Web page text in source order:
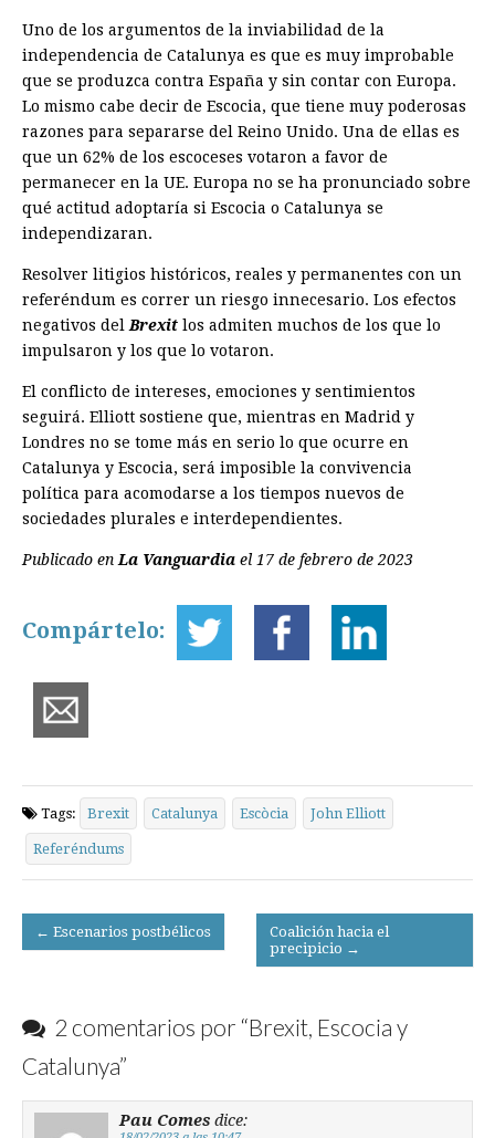
Uno de los argumentos de la inviabilidad de la
independencia de Catalunya es que es muy improbable
que se produzca contra España y sin contar con Europa.
Lo mismo cabe decir de Escocia, que tiene muy poderosas
razones para separarse del Reino Unido. Una de ellas es
que un 62% de los escoceses votaron a favor de
permanecer en la UE. Europa no se ha pronunciado sobre
qué actitud adoptaría si Escocia o Catalunya se
independizaran.
Resolver litigios históricos, reales y permanentes con un
referéndum es correr un riesgo innecesario. Los efectos
negativos delBrexit los admiten muchos de los que lo
impulsaron y los que lo votaron.
El conflicto de intereses, emociones y sentimientos
seguirá. Elliott sostiene que, mientras en Madrid y
Londres no se tome más en serio lo que ocurre en
Catalunya y Escocia, será imposible la convivencia
política para acomodarse a los tiempos nuevos de
sociedades plurales e interdependientes.
Publicado enLa Vanguardia el 17 de febrero de 2023
Compártelo:
Tags: Brexit Catalunya Escòcia John Elliott
Referéndums
Post
navigation
← Escenarios postbélicos
Coalición hacia el
precipicio →
2 comentarios por “Brexit, Escocia y
Catalunya”
Pau Comes dice: